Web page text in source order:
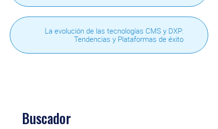
La evolución de las tecnologías CMS y DXP:
Tendencias y Plataformas de éxito
Buscador